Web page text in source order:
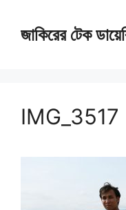
জাকিরের টেক
IMG_3517